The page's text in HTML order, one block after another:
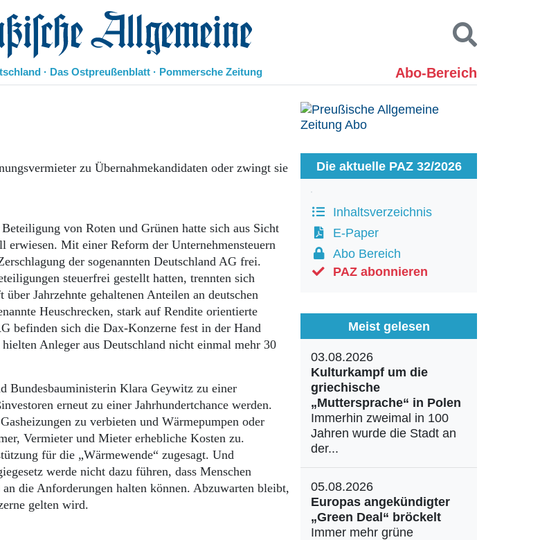
Zeitung
· Das Ostpreußenblatt · Pommersche Zeitung Abo-Bereich
Gesellschaft
Pommern
Berlin-Brandenburg
Schlesien
Danzig und Westpreußen
Bücher
Kontakt
zu Übernahmekandidaten oder zwingt sie
von Roten und Grünen hatte sich aus Sicht
erwiesen. Mit einer Reform der Unternehmensteuern
der sogenannten Deutschland AG frei.
steuerfrei gestellt hatten, trennten sich
Jahrzehnte gehaltenen Anteilen an deutschen
Heuschrecken, stark auf Rendite orientierte
befinden sich die Dax-Konzerne fest in der Hand
Anleger aus Deutschland nicht einmal mehr 30
Bundesbauministerin Klara Geywitz zu einer
erneut zu einer Jahrhundertchance werden.
zu verbieten und Wärmepumpen oder
Vermieter und Mieter erhebliche Kosten zu.
für die „Wärmewende“ zugesagt. Und
werde nicht dazu führen, dass Menschen
die Anforderungen halten können. Abzuwarten bleibt,
gelten wird.
Die aktuelle PAZ 32/2026
Inhaltsverzeichnis
E-Paper
Abo Bereich
PAZ abonnieren
Meist gelesen
03.08.2026
Kulturkampf um die
griechische
„Muttersprache“ in Polen
Immerhin zweimal in 100
Jahren wurde die Stadt an
der...
05.08.2026
Europas angekündigter
„Green Deal“ bröckelt
Immer mehr grüne